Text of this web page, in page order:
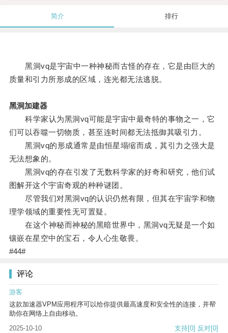
简介 排行
黑洞vq是宇宙中一种神秘而古怪的存在，它是由巨大的
质量和引力所形成的区域，连光都无法逃脱。
黑洞加建器
科学家认为黑洞vq可能是宇宙中最奇特的事物之一，它
们可以吞噬一切物质，甚至连时间都无法抵御其吸引力。
黑洞vq的形成通常是由恒星塌缩而成，其引力之强大是
无法想象的。
黑洞vq的存在引发了无数科学家的好奇和研究，他们试
图解开这个宇宙奇观的种种谜团。
尽管我们对黑洞vq的认识仍然有限，但其在宇宙学和物
理学领域的重要性无可置疑。
在这个神秘而神秘的黑暗世界中，黑洞vq无疑是一个如
镶嵌在星空中的宝石，令人心生敬畏。
#44#
评论
游客
这款加速器VPM应用程序可以给你提供最高速度和安全性的连接，并帮
助你在网络上自由移动。
2025-10-10
支持[0] 反对[0]